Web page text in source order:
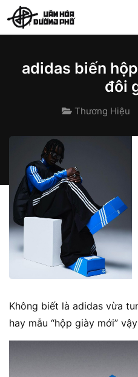
adidas biến
đôi
Thương Hiệu
Không biết là adidas vừa
hay mẫu “hộp giày mới”